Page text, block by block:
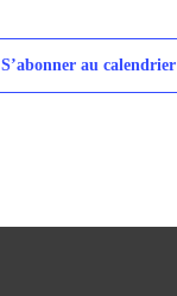
S’abonner au calendrier